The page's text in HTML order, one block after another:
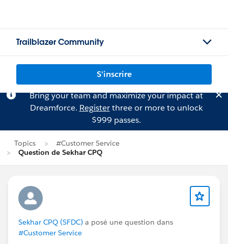
Trailblazer Community
S'inscrire
Bring your team and maximize your impact at
Dreamforce. Registerthree or more to unlock
$999 passes.
Topics
#Customer Service
Question de Sekhar CPQ
Sekhar CPQ (SFDC) a posé une question dans
#Customer Service